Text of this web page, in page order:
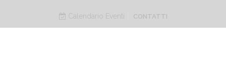
Calendario Eventi CONTATTI